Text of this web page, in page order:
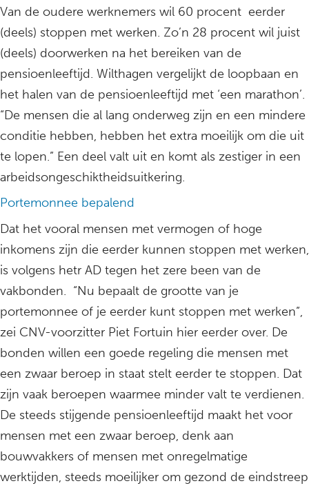
Van de oudere werknemers wil 60 procent eerder
(deels) stoppen met werken. Zo’n 28 procent wil juist
(deels) doorwerken na het bereiken van de
pensioenleeftijd. Wilthagen vergelijkt de loopbaan en
het halen van de pensioenleeftijd met ‘een marathon’.
“De mensen die al lang onderweg zijn en een mindere
conditie hebben, hebben het extra moeilijk om die uit
te lopen.” Een deel valt uit en komt als zestiger in een
arbeidsongeschiktheidsuitkering.
Portemonnee bepalend
Dat het vooral mensen met vermogen of hoge
inkomens zijn die eerder kunnen stoppen met werken,
is volgens hetr AD tegen het zere been van de
vakbonden. “Nu bepaalt de grootte van je
portemonnee of je eerder kunt stoppen met werken”,
zei CNV-voorzitter Piet Fortuin hier eerder over. De
bonden willen een goede regeling die mensen met
een zwaar beroep in staat stelt eerder te stoppen. Dat
zijn vaak beroepen waarmee minder valt te verdienen.
De steeds stijgende pensioenleeftijd maakt het voor
mensen met een zwaar beroep, denk aan
bouwvakkers of mensen met onregelmatige
werktijden, steeds moeilijker om gezond de eindstreep